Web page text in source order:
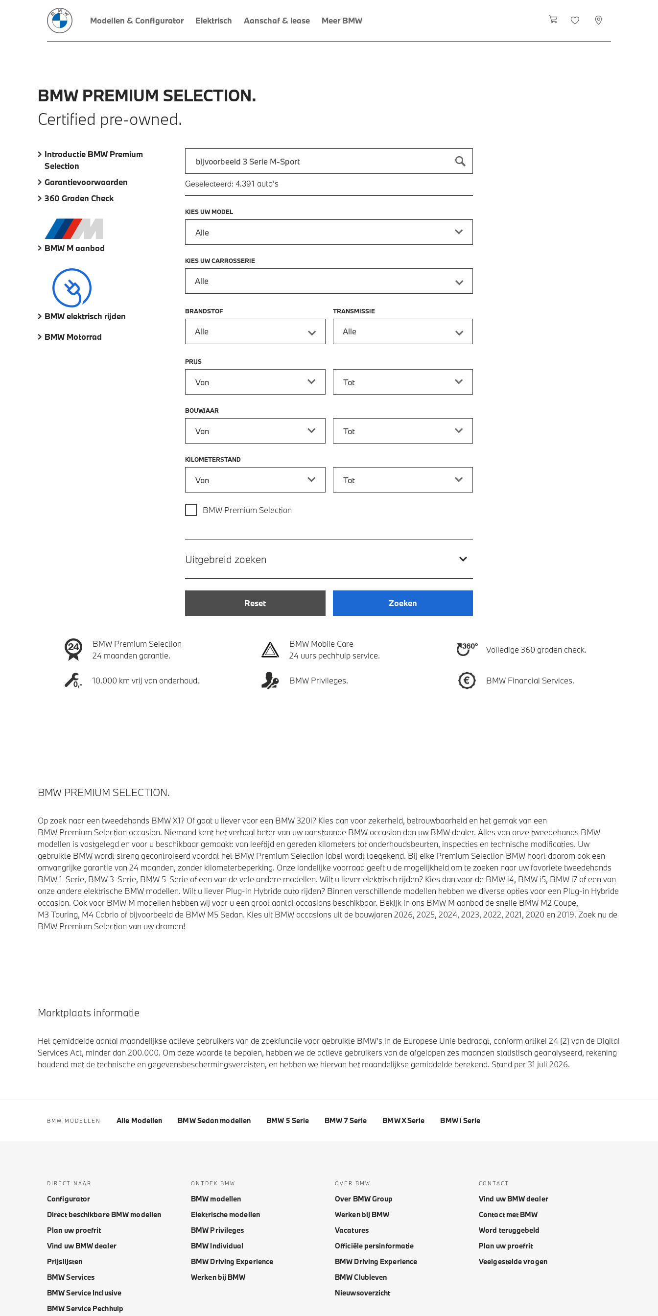
Modellen & Configurator Elektrisch Aanschaf & lease Meer BMW
BMW PREMIUM SELECTION.
Certified pre-owned.
Introductie BMW Premium
Selection
Garantievoorwaarden
360 Graden Check
BMW M aanbod
BMW elektrisch rijden
BMW Motorrad
Typ een automodel in en druk op enter om te zoeken
Geselecteerd: 4.391 auto's
KIES UW MODEL
KIES UW CARROSSERIE
Alle
BRANDSTOF
Alle
TRANSMISSIE
Alle
PRIJS
BOUWJAAR
KILOMETERSTAND
BMW Premium Selection
Uitgebreid zoeken
Reset Zoeken
BMW Premium Selection
24 maanden garantie.
BMW Mobile Care
24 uurs pechhulp service.
Volledige 360 graden check.
10.000 km vrij van onderhoud. BMW Privileges. BMW Financial Services.
BMW PREMIUM SELECTION.
Op zoek naar een tweedehands BMW X1? Of gaat u liever voor een BMW 320i? Kies dan voor zekerheid, betrouwbaarheid en het gemak van een
BMW Premium Selection occasion. Niemand kent het verhaal beter van uw aanstaande BMW occasion dan uw BMW dealer. Alles van onze tweedehands BMW
modellen is vastgelegd en voor u beschikbaar gemaakt: van leeftijd en gereden kilometers tot onderhoudsbeurten, inspecties en technische modificaties. Uw
gebruikte BMW wordt streng gecontroleerd voordat het BMW Premium Selection label wordt toegekend. Bij elke Premium Selection BMW hoort daarom ook een
omvangrijke garantie van 24 maanden, zonder kilometerbeperking. Onze landelijke voorraad geeft u de mogelijkheid om te zoeken naar uw favoriete tweedehands
BMW 1-Serie, BMW 3-Serie, BMW 5-Serie of een van de vele andere modellen. Wilt u liever elektrisch rijden? Kies dan voor de BMW i4, BMW i5, BMW i7 of een van
onze andere elektrische BMW modellen. Wilt u liever Plug-in Hybride auto rijden? Binnen verschillende modellen hebben we diverse opties voor een Plug-in Hybride
occasion. Ook voor BMW M modellen hebben wij voor u een groot aantal occasions beschikbaar. Bekijk in ons BMW M aanbod de snelle BMW M2 Coupe,
M3 Touring, M4 Cabrio of bijvoorbeeld de BMW M5 Sedan. Kies uit BMW occasions uit de bouwjaren 2026, 2025, 2024, 2023, 2022, 2021, 2020 en 2019. Zoek nu de
BMW Premium Selection van uw dromen!
Marktplaats informatie
Het gemiddelde aantal maandelijkse actieve gebruikers van de zoekfunctie voor gebruikte BMW's in de Europese Unie bedraagt, conform artikel 24 (2) van de Digital
Services Act, minder dan 200.000. Om deze waarde te bepalen, hebben we de actieve gebruikers van de afgelopen zes maanden statistisch geanalyseerd, rekening
houdend met de technische en gegevensbeschermingsvereisten, en hebben we hiervan het maandelijkse gemiddelde berekend. Stand per 31 juli 2026.
BMW MODELLEN Alle Modellen BMW Sedan modellen BMW 5 Serie BMW 7 Serie BMW X Serie BMW i Serie
DIRECT NAAR
Configurator
Direct beschikbare BMW modellen
Plan uw proefrit
Vind uw BMW dealer
Prijslijsten
BMW Services
BMW Service Inclusive
BMW Service Pechhulp
ONTDEK BMW
BMW modellen
Elektrische modellen
BMW Privileges
BMW Individual
BMW Driving Experience
Werken bij BMW
OVER BMW
Over BMW Group
Werken bij BMW
Vacatures
Officiële persinformatie
BMW Driving Experience
BMW Clubleven
Nieuwsoverzicht
CONTACT
Vind uw BMW dealer
Contact met BMW
Word teruggebeld
Plan uw proefrit
Veelgestelde vragen